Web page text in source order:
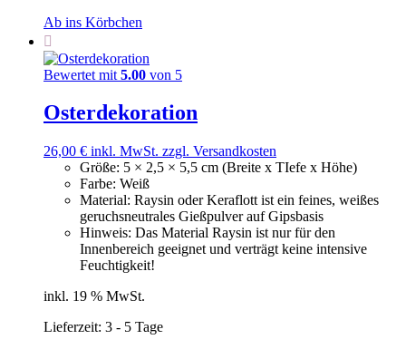
Ab ins Körbchen
Bewertet mit 5.00 von 5
Osterdekoration
26,00 € inkl. MwSt. zzgl. Versandkosten
Größe: 5 × 2,5 × 5,5 cm (Breite x TIefe x Höhe)
Farbe: Weiß
Material: Raysin oder Keraflott ist ein feines, weißes
geruchsneutrales Gießpulver auf Gipsbasis
Hinweis: Das Material Raysin ist nur für den
Innenbereich geeignet und verträgt keine intensive
Feuchtigkeit!
inkl. 19 % MwSt.
Lieferzeit: 3 - 5 Tage